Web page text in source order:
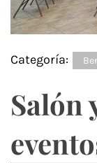
Categoría:
Salón